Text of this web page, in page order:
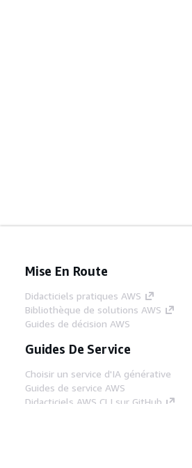
Mise En Route
Didacticiels pratiques AWS
Bibliothèque de solutions AWS
Guides de décision AWS
Guides De Service
Choisir un service d'IA générative
Guides de service AWS
Didacticiels AWS CLI sur GitHub